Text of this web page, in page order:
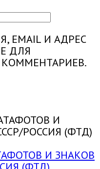
EMAIL И АДРЕС
ДЛЯ
И ЗНАКОВ